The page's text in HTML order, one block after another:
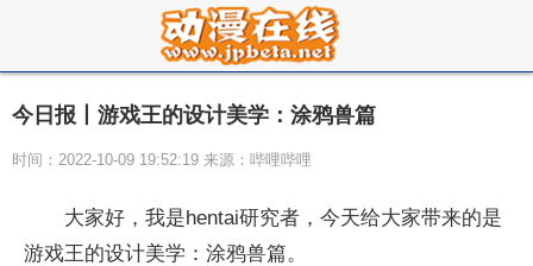
今日报丨游戏王的设计美学：涂鸦兽篇
时间：2022-10-09 19:52:19 来源：哔哩哔哩
大家好，我是hentai研究者，今天给大家带来的是
游戏王的设计美学：涂鸦兽篇。